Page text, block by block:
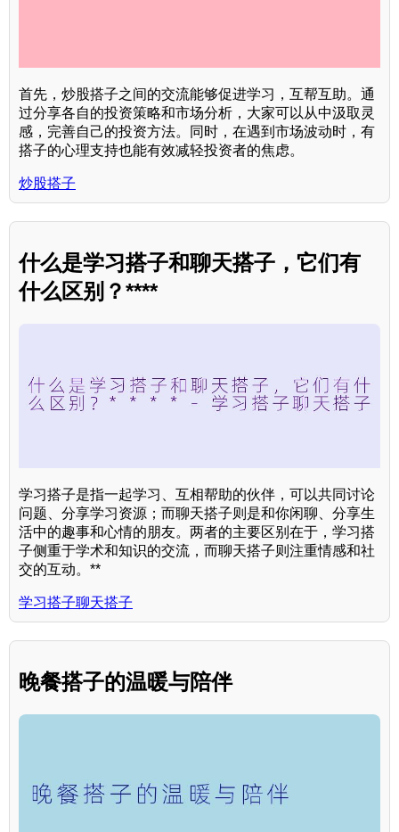
首先，炒股搭子之间的交流能够促进学习，互帮互助。通
过分享各自的投资策略和市场分析，大家可以从中汲取灵
感，完善自己的投资方法。同时，在遇到市场波动时，有
搭子的心理支持也能有效减轻投资者的焦虑。
炒股搭子
什么是学习搭子和聊天搭子，它们有
什么区别？****
学习搭子是指一起学习、互相帮助的伙伴，可以共同讨论
问题、分享学习资源；而聊天搭子则是和你闲聊、分享生
活中的趣事和心情的朋友。两者的主要区别在于，学习搭
子侧重于学术和知识的交流，而聊天搭子则注重情感和社
交的互动。**
学习搭子聊天搭子
晚餐搭子的温暖与陪伴